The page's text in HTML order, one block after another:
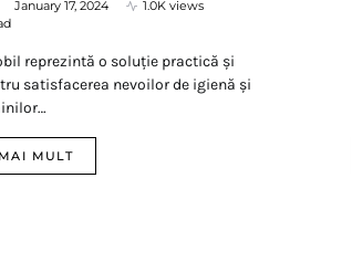
January 17, 2024
1.0K views
reprezintă o soluție practică și
satisfacerea nevoilor de igienă și
MULT